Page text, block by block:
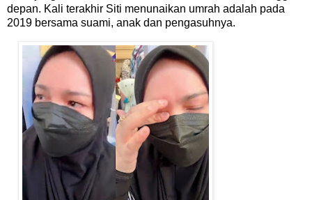
depan. Kali terakhir Siti menunaikan umrah adalah pada
2019 bersama suami, anak dan pengasuhnya.